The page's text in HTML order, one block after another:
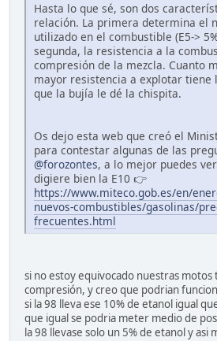
Hasta lo que sé, son dos
relación. La primera determina el
utilizado en el combustible (E5->
segunda, la resistencia a la
compresión de la mezcla. Cuanto
mayor resistencia a explotar tiene
que la bujía le dé la chispita.
Os dejo esta web que creó el
para contestar algunas de las
@forozontes, a lo mejor puedes
digiere bien la E10 👉
https://www.miteco.gob.es/en/
nuevos-combustibles/gasolinas/
frecuentes.html
si no estoy equivocado nuestras motos
compresión, y creo que podrian
si la 98 lleva ese 10% de etanol igual
que igual se podria meter medio de
la 98 llevase solo un 5% de etanol y asi